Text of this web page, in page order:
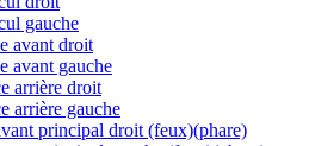
gauche
avant droit
avant gauche
arrière droit
arrière gauche
principal droit (feux)(phare)